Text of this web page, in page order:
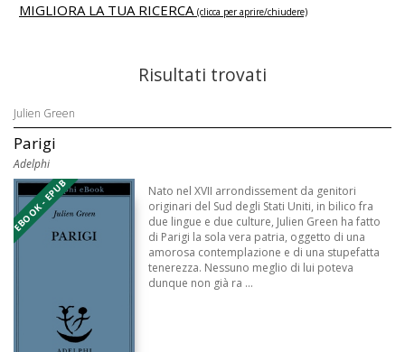
MIGLIORA LA TUA RICERCA (clicca per aprire/chiudere)
Risultati trovati
Julien Green
Parigi
Adelphi
EBOOK - EPUB
Nato nel XVII arrondissement da genitori
originari del Sud degli Stati Uniti, in bilico fra
due lingue e due culture, Julien Green ha fatto
di Parigi la sola vera patria, oggetto di una
amorosa contemplazione e di una stupefatta
tenerezza. Nessuno meglio di lui poteva
dunque non già ra ...